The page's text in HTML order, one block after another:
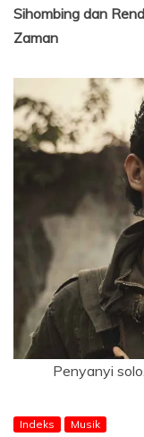
Sihombing dan
Zaman
Penyanyi
Indeks Musik